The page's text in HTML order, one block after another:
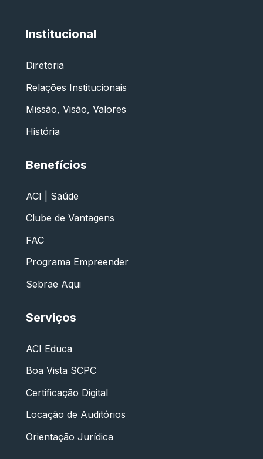
Institucional
Diretoria
Relações Institucionais
Missão, Visão, Valores
História
Benefícios
ACI | Saúde
Clube de Vantagens
FAC
Programa Empreender
Sebrae Aqui
Serviços
ACI Educa
Boa Vista SCPC
Certificação Digital
Locação de Auditórios
Orientação Jurídica